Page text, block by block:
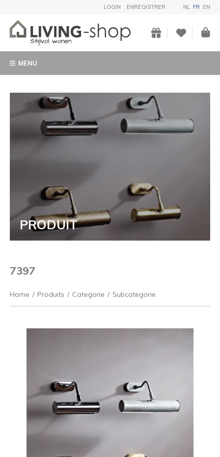
LOGIN ENREGISTRER NL FR EN
MENU
PRODUIT
7397
Home / Produits / Categorie / Subcategorie